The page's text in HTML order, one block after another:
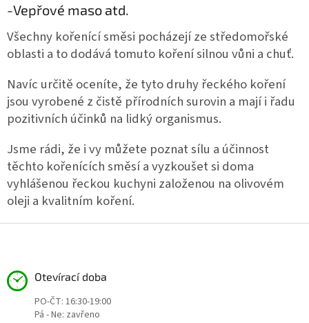
-Vepřové maso atd.
Všechny kořenící směsi pocházejí ze středomořské
oblasti a to dodává tomuto koření silnou vůni a chuť.
Navíc určitě oceníte, že tyto druhy řeckého koření
jsou vyrobené z čistě přírodních surovin a mají i řadu
pozitivních účinků na lidký organismus.
Jsme rádi, že i vy můžete poznat sílu a účinnost
těchto kořenících směsí a vyzkoušet si doma
vyhlášenou řeckou kuchyni založenou na olivovém
oleji a kvalitním koření.
Otevírací doba
PO-ČT: 16:30-19:00
Pá - Ne: zavřeno